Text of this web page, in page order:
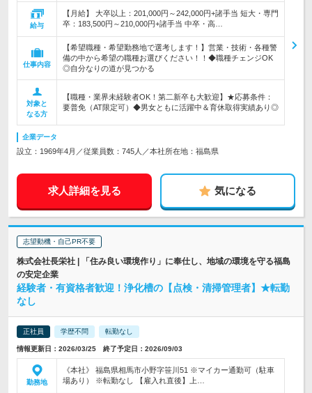
給与
【月給】 大卒以上：201,000円～242,000円+諸手当 短大・専門
卒：183,500円～210,000円+諸手当 中卒・高…
仕事内容
【希望職種・希望勤務地で選考します！】営業・技術・各種警
備の中から希望の職種お選びください！！◆職種チェンジOK
◎自分なりの道が見つかる
対象と
なる方
【職種・業界未経験者OK！第二新卒も大歓迎】★応募条件：
要普免（AT限定可）◆男女ともに活躍中＆育休取得実績あり◎
企業データ
設立：1969年4月／従業員数：745人／本社所在地：福島県
求人詳細を見る 気になる
志望動機・自己PR不要
株式会社長栄社 | 「住み良い環境作り」に奉仕し、地域の環境を守る福島
の安定企業
経験者・有資格者歓迎！浄化槽の【点検・清掃管理者】★転勤
なし
正社員 学歴不問 転勤なし
情報更新日：2026/03/25 終了予定日：2026/09/03
勤務地
《本社》 福島県相馬市小野字笹川51 ※マイカー通勤可（駐車
場あり） ※転勤なし 【雇入れ直後】上…